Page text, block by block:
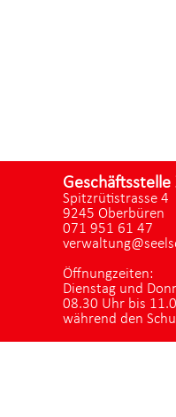
Geschäftsstelle
Spitzrütistrasse 4
9245 Oberbüren
071 951 61 47
Öffnungzeiten:
Dienstag und
08.30 Uhr bis
während den